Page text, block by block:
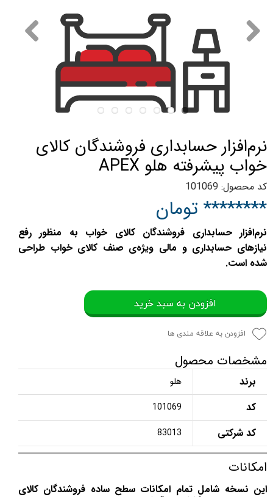
نرم‌افزار حسابداری فروشندگان کالای
خواب پیشرفته هلو APEX
کد محصول: 101069
******** تومان
نرم‌افزار حسابداری فروشندگان کالای خواب به منظور رفع
نیازهای حسابداری و مالی ویژه‌ی صنف کالای خواب طراحی
شده است.
افزودن به سبد خرید
افزودن به علاقه مندی ها
مشخصات محصول
برند هلو
کد 101069
کد شرکتی 83013
امکانات
این نسخه شامل تمام امکانات سطح ساده فروشندگان کالای